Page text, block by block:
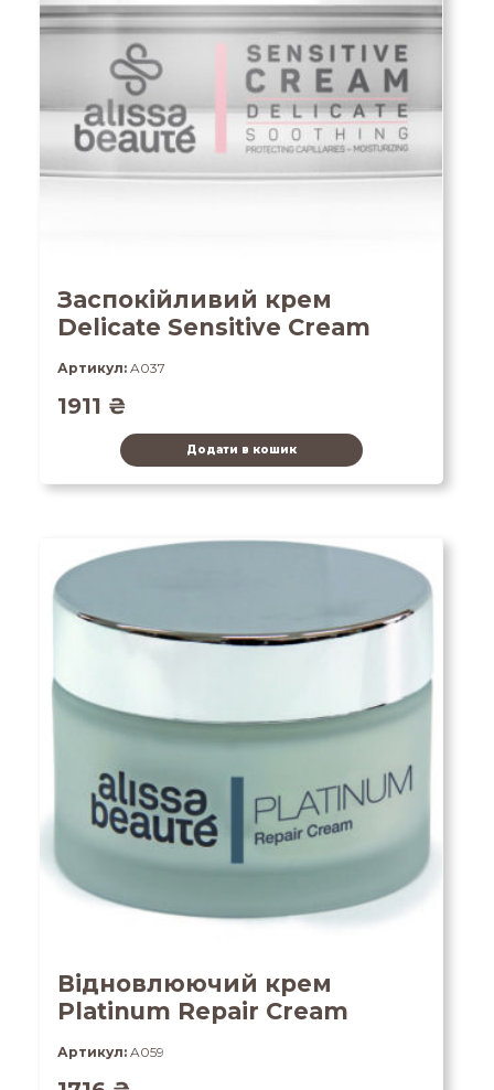
Заспокійливий крем
Delicate Sensitive Cream
Артикул: A037
1911 ₴
Додати в кошик
Відновлюючий крем
Platinum Repair Cream
Артикул: A059